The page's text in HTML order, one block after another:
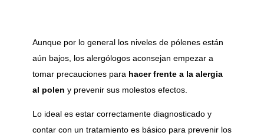
Aunque por lo general los niveles de pólenes están
aún bajos, los alergólogos aconsejan empezar a
tomar precauciones para hacer frente a la alergia
al polen y prevenir sus molestos efectos.
Lo ideal es estar correctamente diagnosticado y
contar con un tratamiento es básico para prevenir los